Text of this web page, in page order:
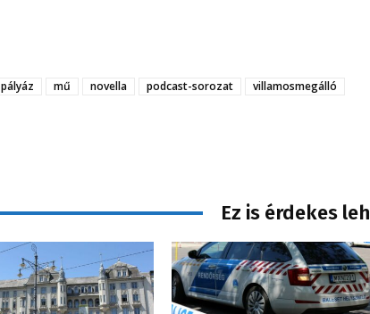
mű novella podcast-sorozat
villamosmegálló
Ez is érdekes